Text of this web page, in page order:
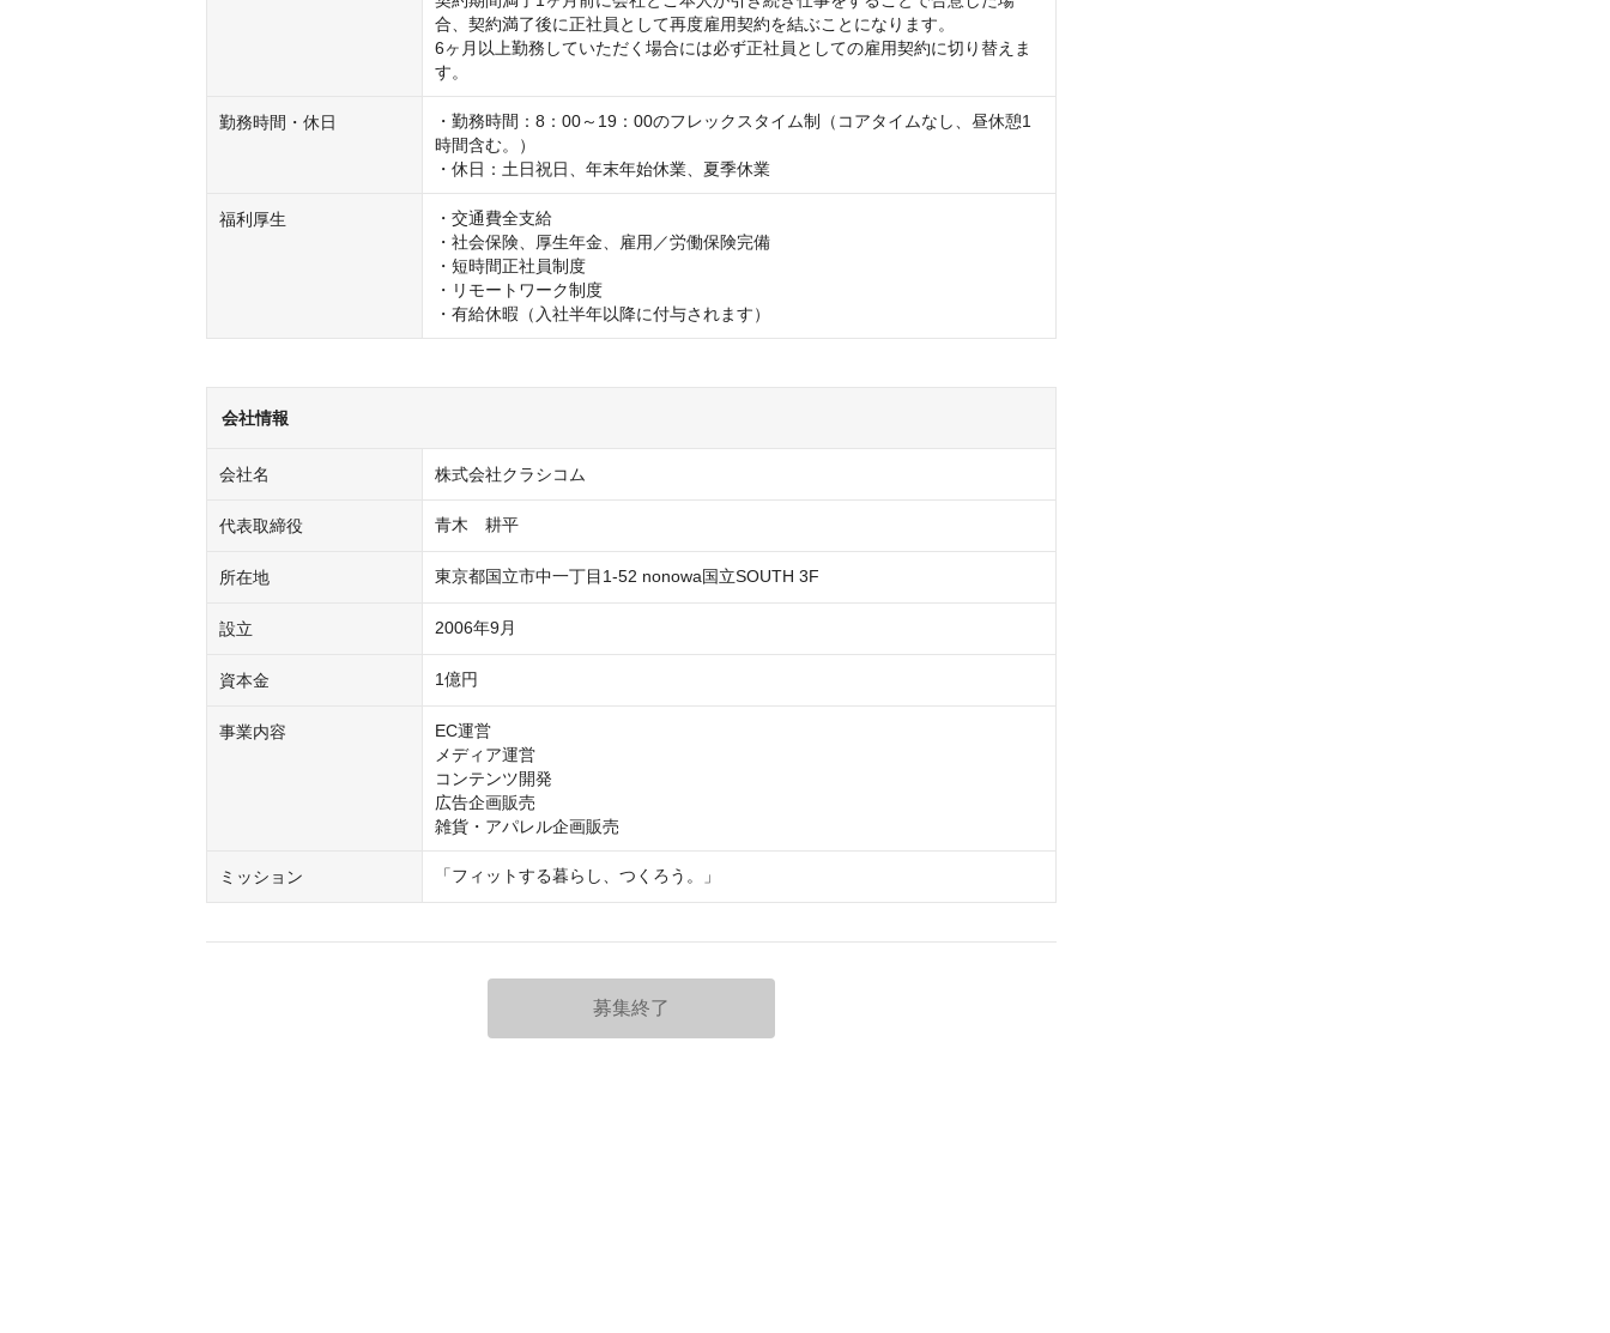
合、契約満了後に正社員として再度雇用契約を結ぶことになります。
6ヶ月以上勤務していただく場合には必ず正社員としての雇用契約に切り替えま
す。
勤務時間・休日
・勤務時間：8：00～19：00のフレックスタイム制（コアタイムなし、昼休憩1
時間含む。）
・休日：土日祝日、年末年始休業、夏季休業
福利厚生
・交通費全支給
・社会保険、厚生年金、雇用／労働保険完備
・短時間正社員制度
・リモートワーク制度
・有給休暇（入社半年以降に付与されます）
会社情報
会社名 株式会社クラシコム
代表取締役 青木　耕平
所在地 東京都国立市中一丁目1-52 nonowa国立SOUTH 3F
設立 2006年9月
資本金 1億円
事業内容
EC運営
メディア運営
コンテンツ開発
広告企画販売
雑貨・アパレル企画販売
ミッション 「フィットする暮らし、つくろう。」
募集終了